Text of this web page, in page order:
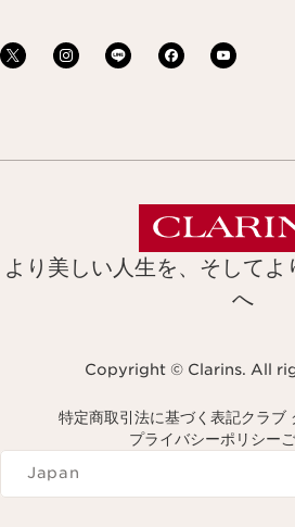
より美しい人生を、そして
へ
Copyright © Clarins. All
特定商取引法に基づく表記クラブ
プライバシーポリシー
Navigates to
Japan